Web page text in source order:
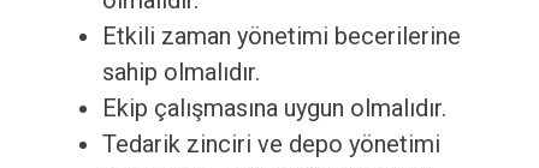
Etkili zaman yönetimi becerilerine
sahip olmalıdır.
Ekip çalışmasına uygun olmalıdır.
Tedarik zinciri ve depo yönetimi